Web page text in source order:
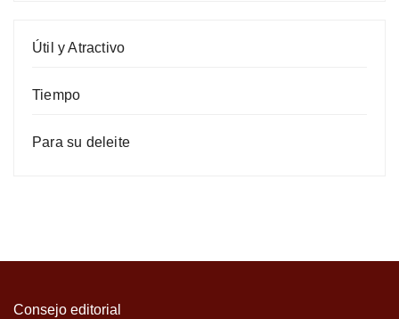
Útil y Atractivo
Tiempo
Para su deleite
Consejo editorial